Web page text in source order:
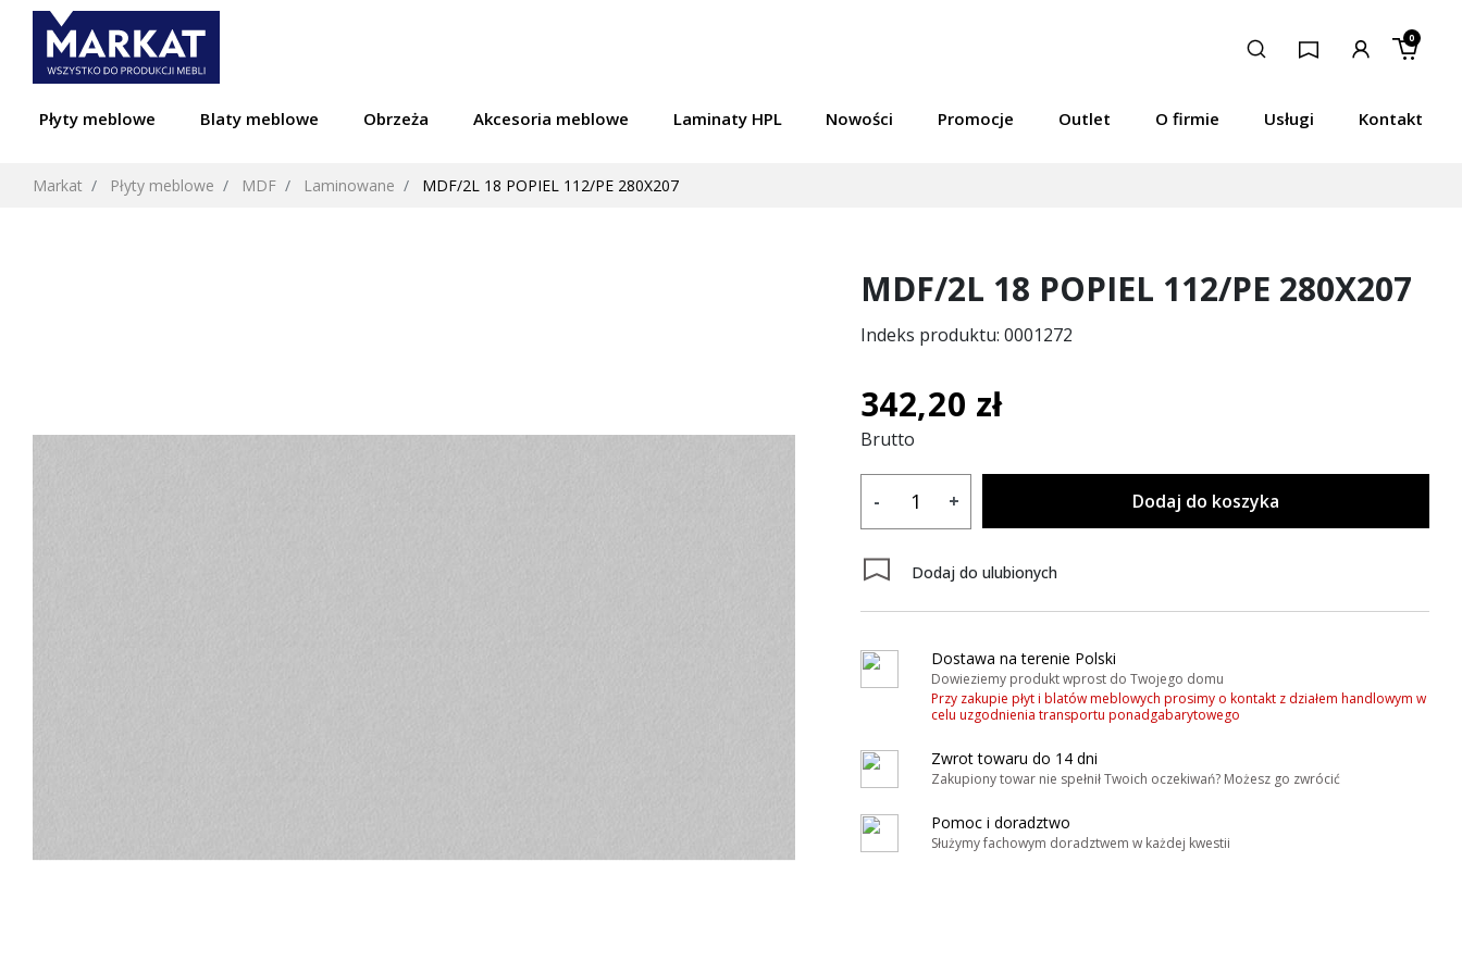
Płyty meblowe Blaty meblowe Obrzeża Akcesoria meblowe Laminaty HPL Nowości Promocje Outlet O firmie Usługi Kontakt
0
Markat Płyty meblowe MDF Laminowane MDF/2L 18 POPIEL 112/PE 280X207
MDF/2L 18 POPIEL 112/PE 280X207
Indeks produktu: 0001272
342,20 zł
Brutto
- + Dodaj do koszyka
Dodaj do ulubionych
Dostawa na terenie Polski
Dowieziemy produkt wprost do Twojego domu
Przy zakupie płyt i blatów meblowych prosimy o kontakt z działem handlowym w
celu uzgodnienia transportu ponadgabarytowego
Zwrot towaru do 14 dni
Zakupiony towar nie spełnił Twoich oczekiwań? Możesz go zwrócić
Pomoc i doradztwo
Służymy fachowym doradztwem w każdej kwestii